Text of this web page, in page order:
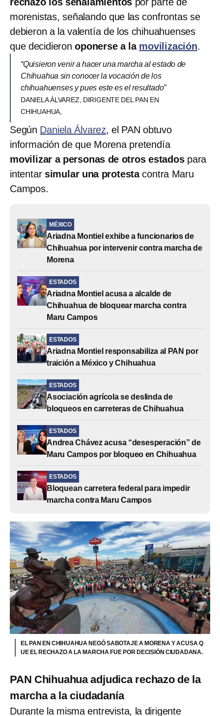
morenistas, señalando que las confrontas se
debieron a la valentía de los chihuahuenses
que decidieron oponerse a la movilización.
“Quisieron venir a hacer una marcha al estado de
Chihuahua sin conocer la vocación de los
chihuahuenses y pues este es el resultado”
DANIELA ÁLVAREZ, DIRIGENTE DEL PAN EN
CHIHUAHUA,
Según Daniela Álvarez, el PAN obtuvo
información de que Morena pretendía
movilizar a personas de otros estadospara
intentar simular una protestacontra Maru
Campos.
MÉXICO
Ariadna Montiel exhibe a funcionarios de
Chihuahua por intervenir contra marcha de
Morena
ESTADOS
Ariadna Montiel acusa a alcalde de
Chihuahua de bloquear marcha contra
Maru Campos
ESTADOS
Ariadna Montiel responsabiliza al PAN por
traición a México y Chihuahua
ESTADOS
Asociación agrícola se deslinda de
bloqueos en carreteras de Chihuahua
ESTADOS
Andrea Chávez acusa “desesperación” de
Maru Campos por bloqueo en Chihuahua
ESTADOS
Bloquean carretera federal para impedir
marcha contra Maru Campos
EL PAN EN CHIHUAHUA NEGÓ SABOTAJE A MORENA Y ACUSA Q
UE EL RECHAZO A LA MARCHA FUE POR DECISIÓN CIUDADANA.
PAN Chihuahua adjudica rechazo de la
marcha a la ciudadanía
Durante la misma entrevista, la dirigente